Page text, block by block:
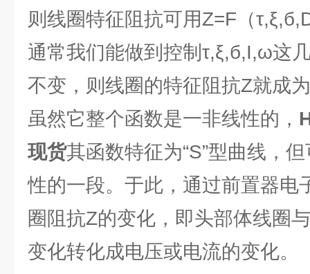
则线圈特征阻抗可用Z=F（
通常我们能做到控制τ,ξ,б,I,ω这
不变，则线圈的特征阻抗Z就成
虽然它整个函数是一非线性的，
现货其函数特征为“S”型曲线，
性的一段。于此，通过前置器电
圈阻抗Z的变化，即头部体线圈
变化转化成电压或电流的变化。